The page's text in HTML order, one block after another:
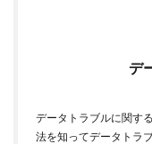
デ
データトラブルに関す
法を知ってデータトラ